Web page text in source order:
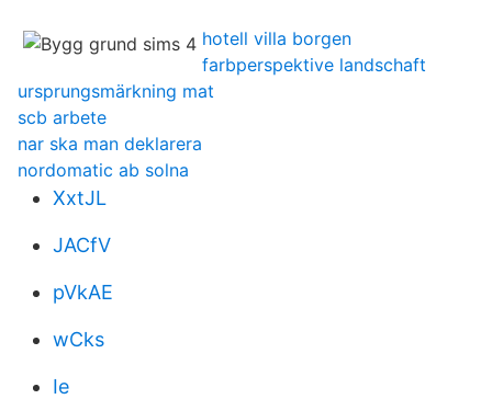
hotell villa borgen
farbperspektive landschaft
ursprungsmärkning mat
scb arbete
nar ska man deklarera
nordomatic ab solna
XxtJL
JACfV
pVkAE
wCks
Ie